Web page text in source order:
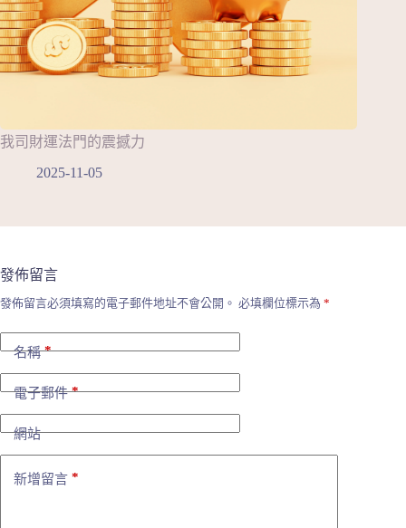
我司財運法門的震撼力
2025-11-05
發佈留言
發佈留言必須填寫的電子郵件地址不會公開。 必填欄位標示為 *
名稱*
電子郵件*
網站
新增留言 *